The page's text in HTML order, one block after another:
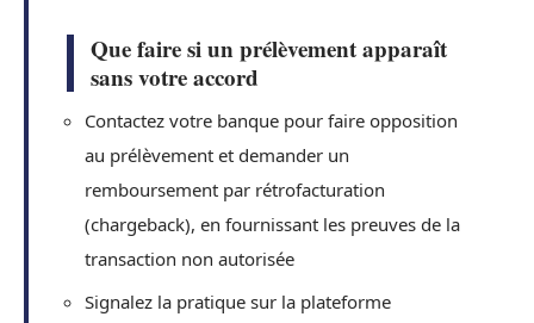
Que faire si un prélèvement apparaît
sans votre accord
Contactez votre banque pour faire opposition
au prélèvement et demander un
remboursement par rétrofacturation
(chargeback), en fournissant les preuves de la
transaction non autorisée
Signalez la pratique sur la plateforme